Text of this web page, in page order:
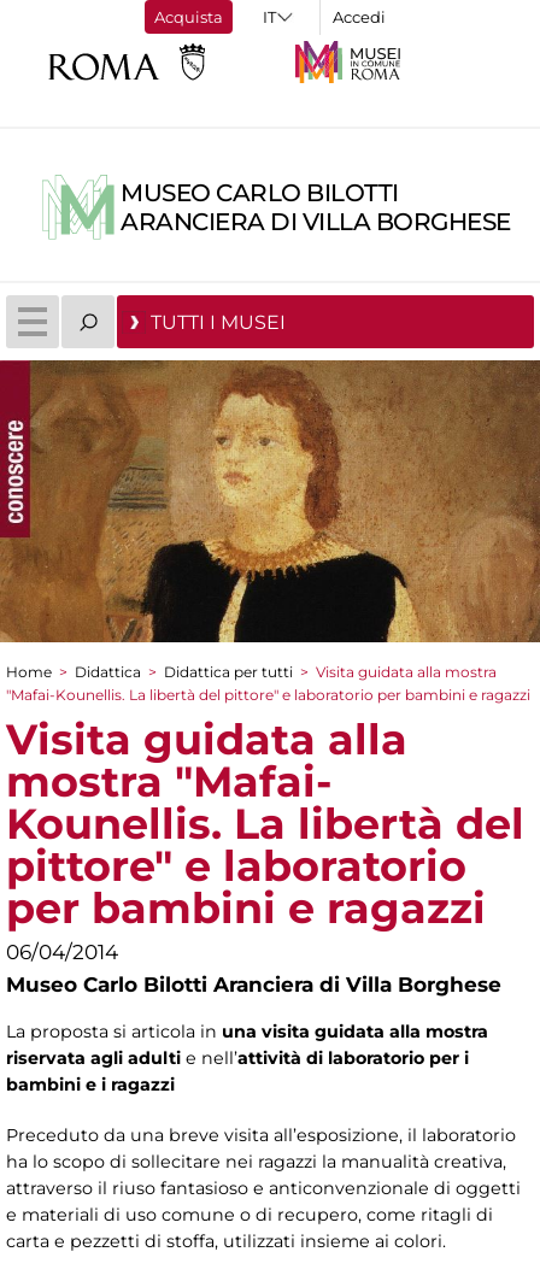
Acquista Accedi
MUSEO CARLO BILOTTI
ARANCIERA DI VILLA BORGHESE
TUTTI I MUSEI
Tu sei qui
Home > Didattica > Didattica per tutti > Visita guidata alla mostra
"Mafai-Kounellis. La libertà del pittore" e laboratorio per bambini e ragazzi
Visita guidata alla
mostra "Mafai-
Kounellis. La libertà del
pittore" e laboratorio
per bambini e ragazzi
06/04/2014
Museo Carlo Bilotti Aranciera di Villa Borghese
La proposta si articola in una visita guidata alla mostra
riservata agli adulti e nell’attività di laboratorio per i
bambini e i ragazzi
Preceduto da una breve visita all’esposizione, il laboratorio
ha lo scopo di sollecitare nei ragazzi la manualità creativa,
attraverso il riuso fantasioso e anticonvenzionale di oggetti
e materiali di uso comune o di recupero, come ritagli di
carta e pezzetti di stoffa, utilizzati insieme ai colori.